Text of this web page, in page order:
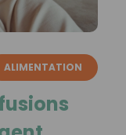
ALIMENTATION